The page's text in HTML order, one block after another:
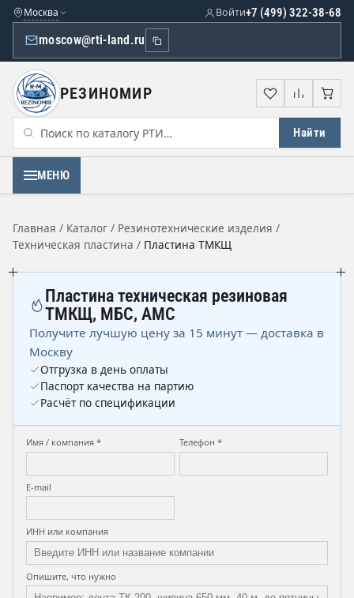
Москва
moscow@rti-land.ru
+7 (499) 322-38-68
Войти
РЕЗИНОМИР
Найти
Избранное
МЕНЮ
Главная / Каталог / Резинотехнические изделия /
Техническая пластина / Пластина ТМКЩ
Пластина техническая резиновая
ТМКЩ, МБС, АМС
Получите лучшую цену за 15 минут — доставка в
Москву
Отгрузка в день оплаты
Паспорт качества на партию
Расчёт по спецификации
Имя / компания * Телефон *
E-mail
ИНН или компания
Опишите, что нужно